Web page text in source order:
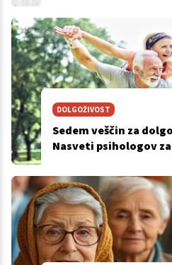
DOLGOŽIVOST
Sedem veščin za
Nasveti psihologov